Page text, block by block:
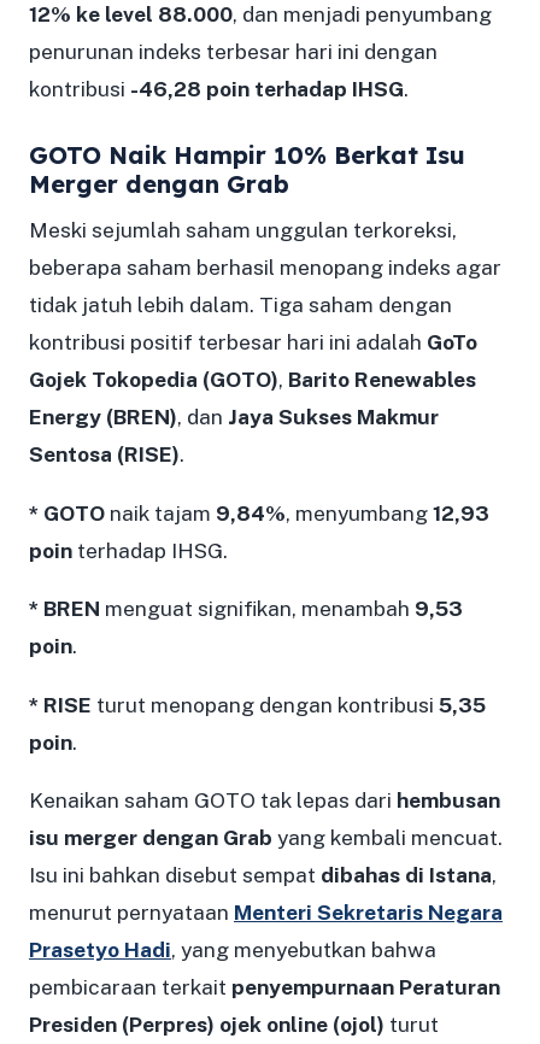
12% ke level 88.000, dan menjadi penyumbang
penurunan indeks terbesar hari ini dengan
kontribusi -46,28 poin terhadap IHSG.
GOTO Naik Hampir 10% Berkat Isu
Merger dengan Grab
Meski sejumlah saham unggulan terkoreksi,
beberapa saham berhasil menopang indeks agar
tidak jatuh lebih dalam. Tiga saham dengan
kontribusi positif terbesar hari ini adalah GoTo
Gojek Tokopedia (GOTO), Barito Renewables
Energy (BREN), dan Jaya Sukses Makmur
Sentosa (RISE).
* GOTO naik tajam 9,84%, menyumbang12,93
poin terhadap IHSG.
* BREN menguat signifikan, menambah 9,53
poin.
* RISE turut menopang dengan kontribusi 5,35
poin.
Kenaikan saham GOTO tak lepas dari hembusan
isu merger dengan Grab yang kembali mencuat.
Isu ini bahkan disebut sempat dibahas di Istana,
menurut pernyataan Menteri Sekretaris Negara
Prasetyo Hadi, yang menyebutkan bahwa
pembicaraan terkait penyempurnaan Peraturan
Presiden (Perpres) ojek online (ojol) turut